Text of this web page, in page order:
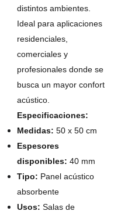
distintos ambientes.
Ideal para aplicaciones
residenciales,
comerciales y
profesionales donde se
busca un mayor confort
acústico.
Especificaciones:
Medidas: 50 x 50 cm
Espesores
disponibles: 40 mm
Tipo: Panel acústico
absorbente
Usos: Salas de